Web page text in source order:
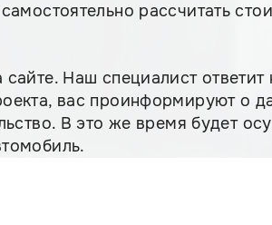
рассчитать
сайте. Наш специалист
вас проинформируют о
В это же время будет